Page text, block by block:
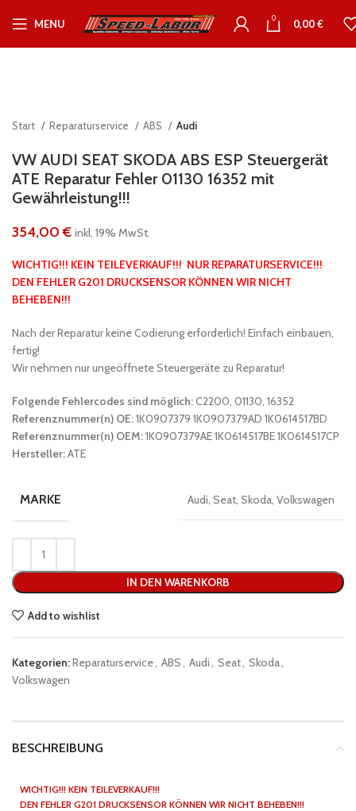
MENU 0 0,00€
Start Reparaturservice ABS Audi
VW AUDI SEAT SKODA ABS ESP Steuergerät
ATE Reparatur Fehler 01130 16352 mit
Gewährleistung!!!
354,00€ inkl. 19% MwSt.
WICHTIG!!! KEIN TEILEVERKAUF!!! NUR REPARATURSERVICE!!!
DEN FEHLER G201 DRUCKSENSOR KÖNNEN WIR NICHT
BEHEBEN!!!
Nach der Reparatur keine Codierung erforderlich! Einfach einbauen,
fertig!
Wir nehmen nur ungeöffnete Steuergeräte zu Reparatur!
Folgende Fehlercodes sind möglich:C2200, 01130, 16352
Referenznummer(n) OE:1K0907379 1K0907379AD 1K0614517BD
Referenznummer(n) OEM:1K0907379AE 1K0614517BE 1K0614517CP
Hersteller:ATE
MARKE Audi, Seat, Skoda, Volkswagen
IN DEN WARENKORB
Add to wishlist
Kategorien:Reparaturservice, ABS, Audi, Seat, Skoda,
Volkswagen
BESCHREIBUNG
WICHTIG!!! KEIN TEILEVERKAUF!!!
DEN FEHLER G201 DRUCKSENSOR KÖNNEN WIR NICHT BEHEBEN!!!